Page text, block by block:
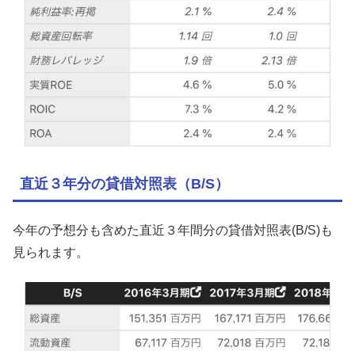
直近３年分の貸借対照表（B/S）
今年の予想分も含めた直近３年間分の貸借対照表(B/S)も
見られます。